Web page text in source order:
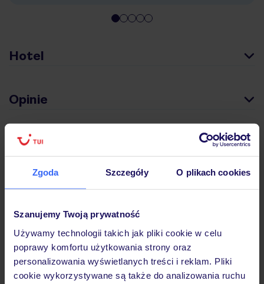
Zgoda Szczegóły O plikach cookies
Szanujemy Twoją prywatność
Używamy technologii takich jak pliki cookie w celu
poprawy komfortu użytkowania strony oraz
personalizowania wyświetlanych treści i reklam. Pliki
cookie wykorzystywane są także do analizowania ruchu
Hotel
Opinie
Pokoje
Wyżywienie
Atrakcje
Ważne informacje